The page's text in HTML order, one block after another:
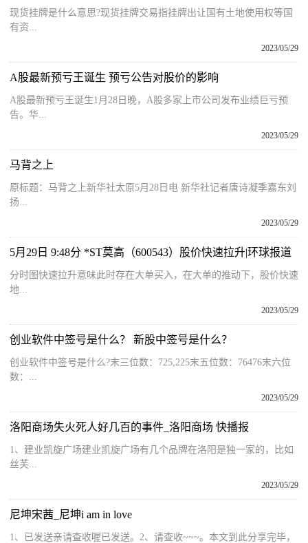
现货挂牌是什么意思?现货挂牌交易指挂牌出让国有土地使用权等国
有资...
2023/05/29
A股最新预亏王诞生 预亏公告对股价的影响
A股最新预亏王诞生1月28日晚，A股多家上市公司发布业绩巨亏预
告。华...
2023/05/29
马背之上
原标题：马背之上新华社太原5月28日电 新华社记者唐诗凝季嘉东刘
扬...
2023/05/29
5月29日 9:48分 *ST莫高（600543）股价快速拉升|环球报道
分时图快速拉升意味此时存在大单买入，在大单的推动下，股价快速
地...
2023/05/29
创业软件中签号是什么？ 新股中签号是什么？
创业软件中签号是什么?末三位数：725,225末五位数：76476末六位
数：...
2023/05/29
洛阳商场失火死人好几百的事件_洛阳商场 快播报
1、建业凯旋广场建业凯旋广场有几个品牌在洛阳是独一家的，比如
丝芙...
2023/05/29
尼坤宋茜_尼坤i am in love
1、已发送亲请查收喔已发送。2、请查收~~~。本文到此分享完毕，